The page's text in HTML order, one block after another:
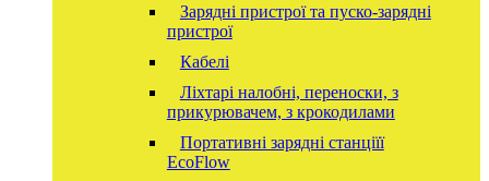
Зарядні пристрої та пуско-зарядні
пристрої
Кабелі
Ліхтарі налобні, переноски, з
прикурювачем, з крокодилами
Портативні зарядні станціїї
EcoFlow